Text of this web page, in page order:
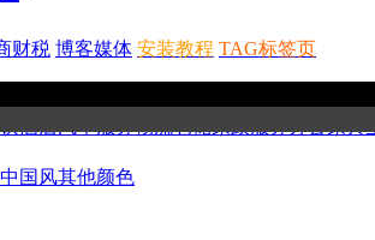
财税 博客媒体 安装教程 TAG标签页
中国风其他颜色